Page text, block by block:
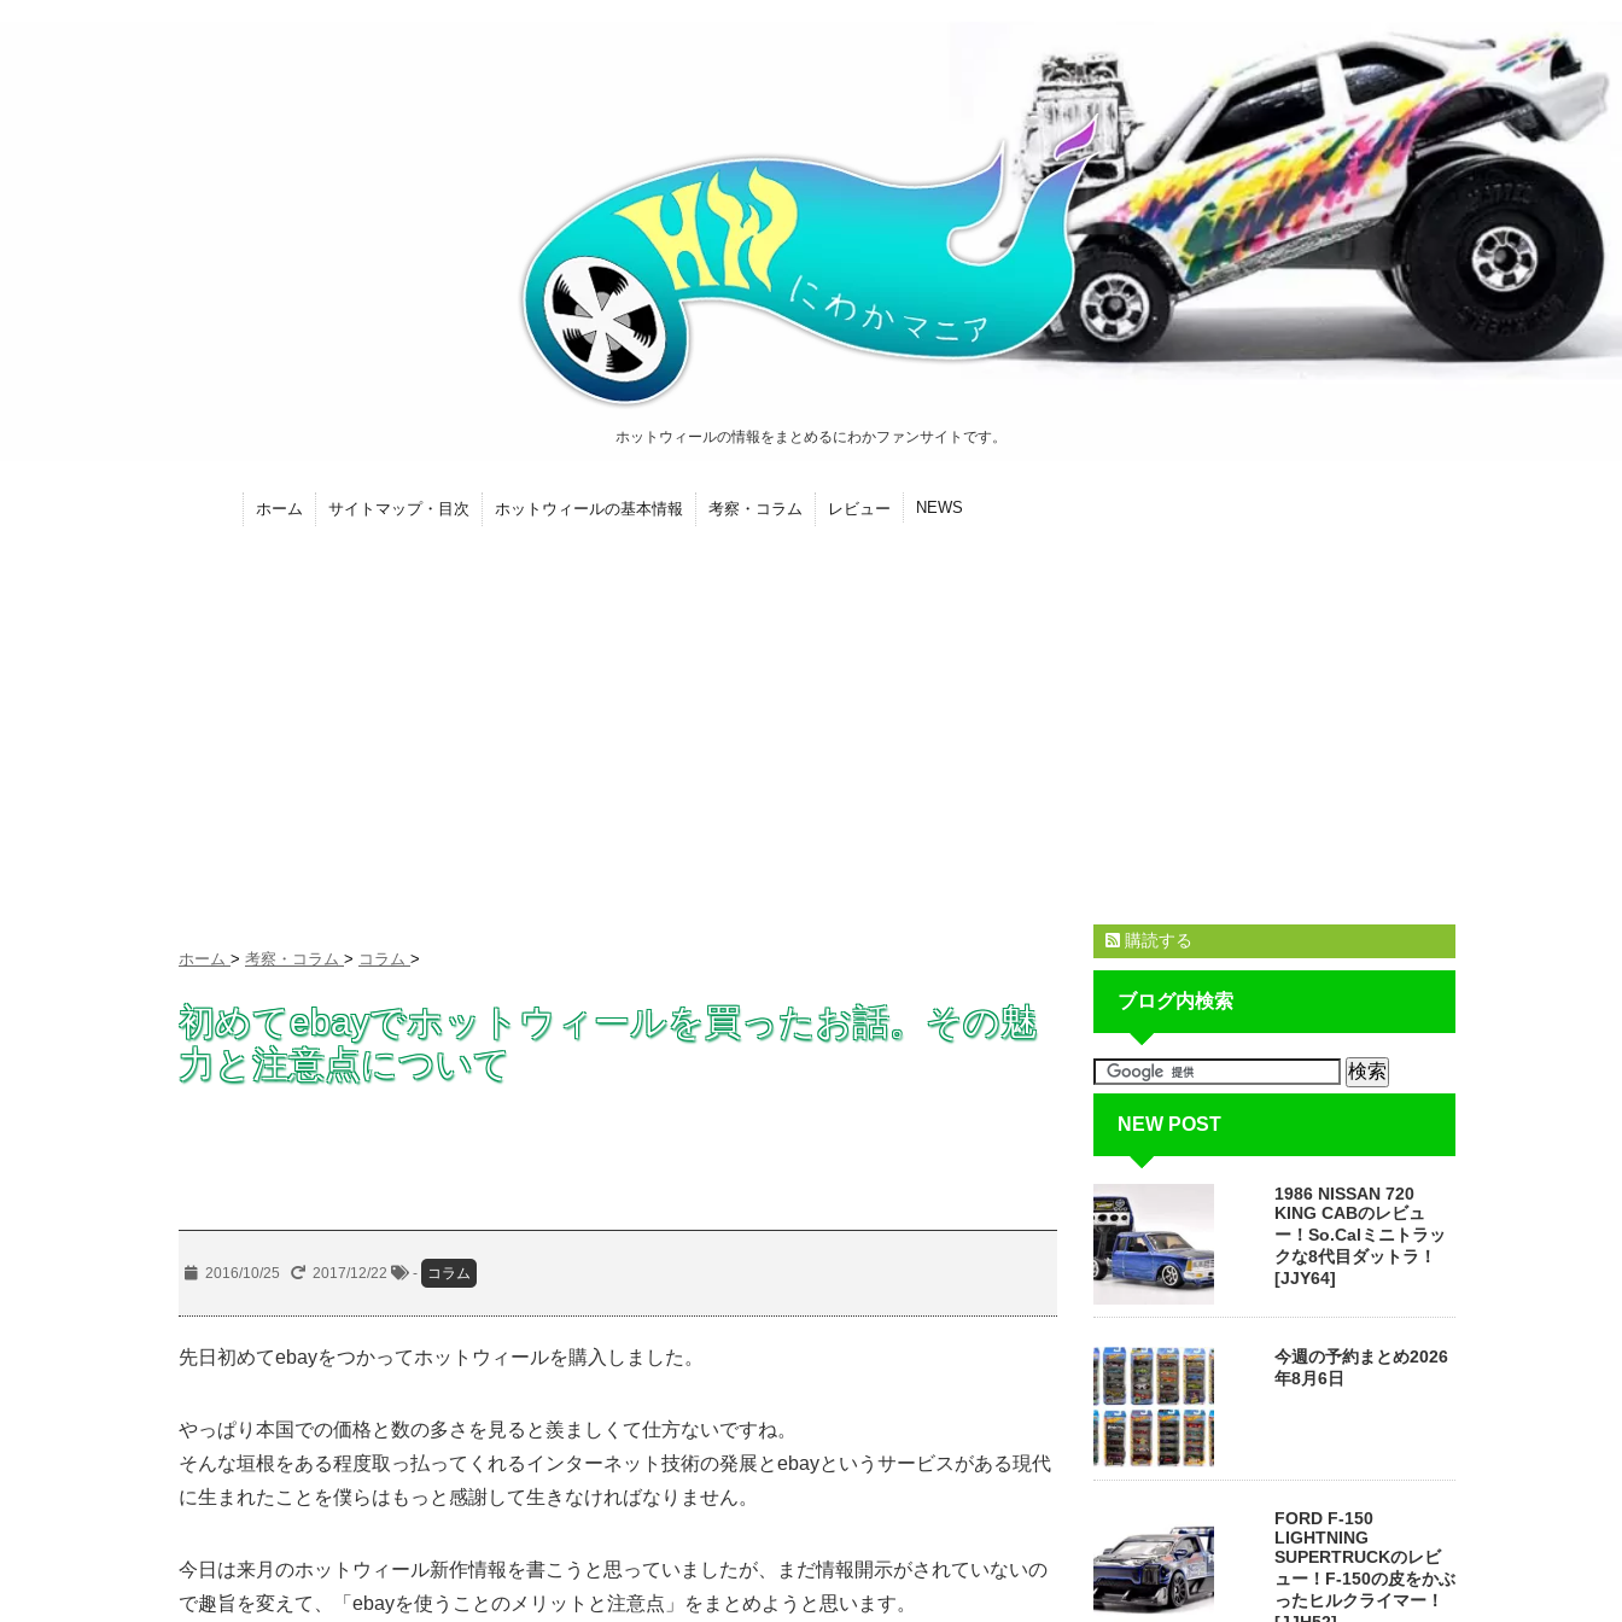
ホットウィールの情報をまとめるにわかファンサイトです。
ホーム サイトマップ・目次 ホットウィールの基本情報 考察・コラム レビュー NEWS
ホーム > 考察・コラム > コラム >
初めてebayでホットウィールを買ったお話。その魅
力と注意点について
2016/10/25 2017/12/22 - コラム
先日初めてebayをつかってホットウィールを購入しました。
やっぱり本国での価格と数の多さを見ると羨ましくて仕方ないですね。
そんな垣根をある程度取っ払ってくれるインターネット技術の発展とebayというサービスがある現代
に生まれたことを僕らはもっと感謝して生きなければなりません。
今日は来月のホットウィール新作情報を書こうと思っていましたが、まだ情報開示がされていないの
で趣旨を変えて、「ebayを使うことのメリットと注意点」をまとめようと思います。
購読する
ブログ内検索
NEW POST
1986 NISSAN 720
KING CABのレビュ
ー！So.Calミニトラッ
クな8代目ダットラ！
[JJY64]
今週の予約まとめ2026
年8月6日
FORD F-150
LIGHTNING
SUPERTRUCKのレビ
ュー！F-150の皮をかぶ
ったヒルクライマー！